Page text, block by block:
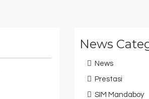
News
News
Prestasi
SIM Mandaboy